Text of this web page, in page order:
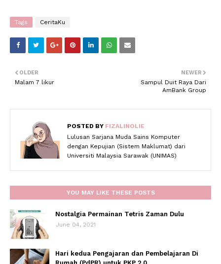
Tags CeritaKu
NEWER
Sampul Duit Raya Dari
AmBank Group
OLDER
Malam 7 likur
POSTED BY FIZALINOLIE
Lulusan Sarjana Muda Sains Komputer
dengan Kepujian (Sistem Maklumat) dari
Universiti Malaysia Sarawak (UNIMAS)
YOU MAY LIKE THESE POSTS
Nostalgia Permainan Tetris Zaman Dulu
June 04, 2021
Hari kedua Pengajaran dan Pembelajaran Di